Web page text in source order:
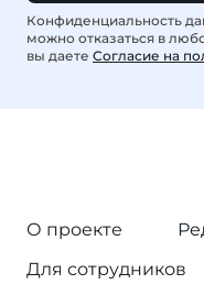
Конфиденциальность
можно отказаться в
вы даете Согласие на
О проекте
Для сотрудников